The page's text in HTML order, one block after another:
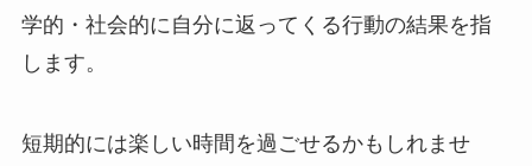
学的・社会的に自分に返ってくる行動の結果を指
します。
短期的には楽しい時間を過ごせるかもしれませ